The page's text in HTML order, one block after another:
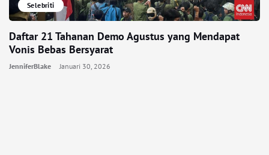
Selebriti
Daftar 21 Tahanan Demo Agustus yang Mendapat
Vonis Bebas Bersyarat
JenniferBlake Januari 30, 2026